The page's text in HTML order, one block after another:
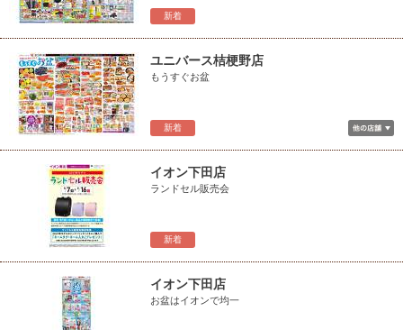
新着
新着
ユニバース桔梗野店
もうすぐお盆
新着
イオン下田店
ランドセル販売会
イオン下田店
お盆はイオンで均一